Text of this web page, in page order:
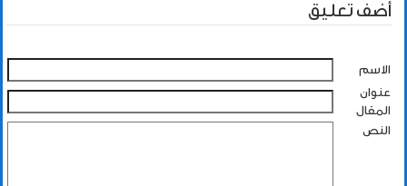
أضف تعليق
الاسم
عنوان
المقال
النص